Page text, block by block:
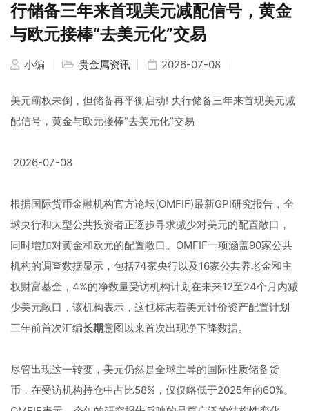
行储备三年来首现美元减配信号，黄金
与欧元接棒“去美元化”交易
小编 贵金属资讯 2026-07-08
美元霸权未倒，但储备再平衡启动! 央行储备三年来首现美元减
配信号，黄金与欧元接棒“去美元化”交易
2026-07-08
根据国际货币金融机构官方论坛(OMFIF)最新GPI研究报告，全
球央行和大型公共投资者正逐步寻求减少对美元的配置敞口，
同时增加对黄金和欧元的配置敞口。OMFIF一项涵盖90家公共
机构的调查数据显示，包括74家央行以及16家公共养老金和主
权财富基金，4%的净数量受访机构计划在未来12至24个月内减
少美元敞口，该机构表示，这也标志着美元计价资产配置计划
三年前首次汇编长期意图以来首次出现净下降数据。
尽管出现这一转变，美元仍然是全球主导的国际性质储备货
币，在受访机构持仓中占比58%，仅仅略低于2025年的60%。